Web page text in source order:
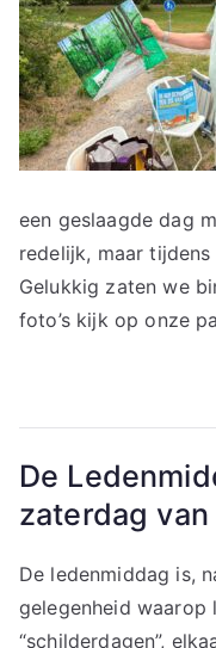
een geslaagde dag
redelijk, maar
Gelukkig zaten we
foto’s kijk op onze
De
zaterdag
De ledenmiddag is,
gelegenheid waarop
“schilderdagen”,